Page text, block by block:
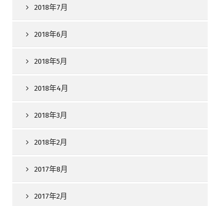
2018年7月
2018年6月
2018年5月
2018年4月
2018年3月
2018年2月
2017年8月
2017年2月